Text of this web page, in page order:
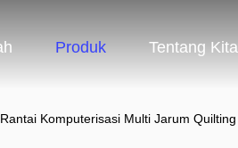
Produk Tentang Kita
Komputerisasi Multi Jarum Quilting